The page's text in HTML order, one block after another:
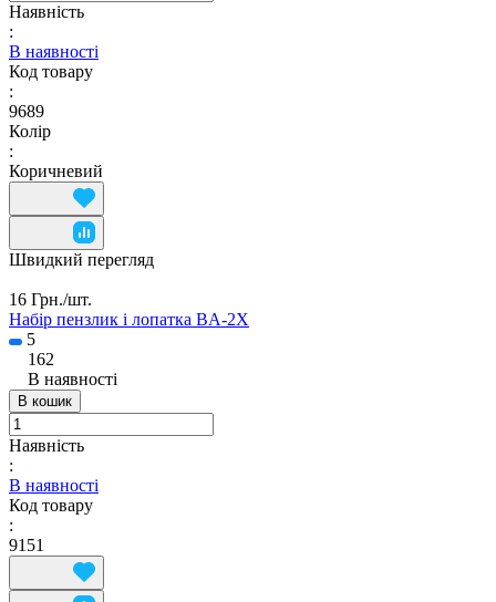
Наявність
:
В наявності
Код товару
:
9689
Колір
:
Коричневий
Швидкий перегляд
16 Грн./шт.
Набір пензлик і лопатка BA-2X
5
162
В наявності
В кошик
Наявність
:
В наявності
Код товару
:
9151